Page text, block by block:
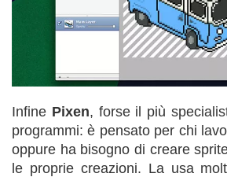
Infine Pixen, forse il più
programmi: è pensato per chi
oppure ha bisogno di creare
le proprie creazioni. La usa